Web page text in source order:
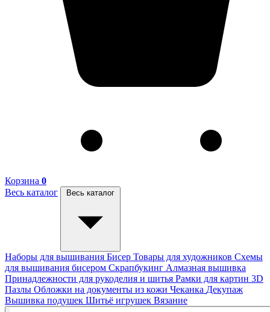
Корзина 0
Весь каталог
Весь каталог
Наборы для вышивания Бисер Товары для художников Схемы
для вышивания бисером Скрапбукинг Алмазная вышивка
Принадлежности для рукоделия и шитья Рамки для картин 3D
Пазлы Обложки на документы из кожи Чеканка Декупаж
Вышивка подушек Шитьё игрушек Вязание